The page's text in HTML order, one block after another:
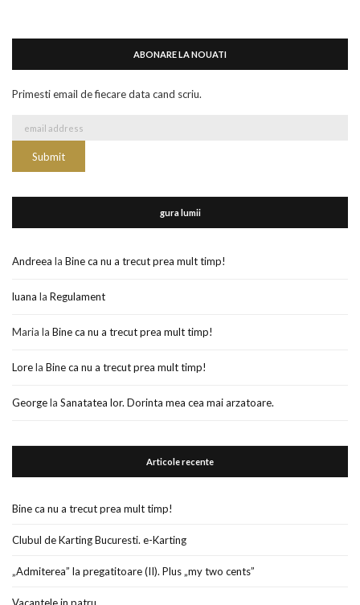
ABONARE LA NOUATI
Primesti email de fiecare data cand scriu.
gura lumii
Andreea la Bine ca nu a trecut prea mult timp!
luana la Regulament
Maria la Bine ca nu a trecut prea mult timp!
Lorela Bine ca nu a trecut prea mult timp!
Georgela Sanatatea lor. Dorinta mea cea mai arzatoare.
Articole recente
Bine ca nu a trecut prea mult timp!
Clubul de Karting Bucuresti. e-Karting
„Admiterea” la pregatitoare (II). Plus „my two cents”